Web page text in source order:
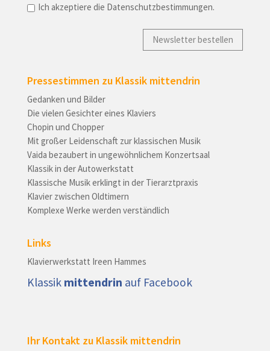
Ich akzeptiere die Datenschutzbestimmungen.
Pressestimmen zu Klassik mittendrin
Gedanken und Bilder
Die vielen Gesichter eines Klaviers
Chopin und Chopper
Mit großer Leidenschaft zur klassischen Musik
Vaida bezaubert in ungewöhnlichem Konzertsaal
Klassik in der Autowerkstatt
Klassische Musik erklingt in der Tierarztpraxis
Klavier zwischen Oldtimern
Komplexe Werke werden verständlich
Links
Klavierwerkstatt Ireen Hammes
Klassik mittendrin auf Facebook
Ihr Kontakt zu Klassik mittendrin